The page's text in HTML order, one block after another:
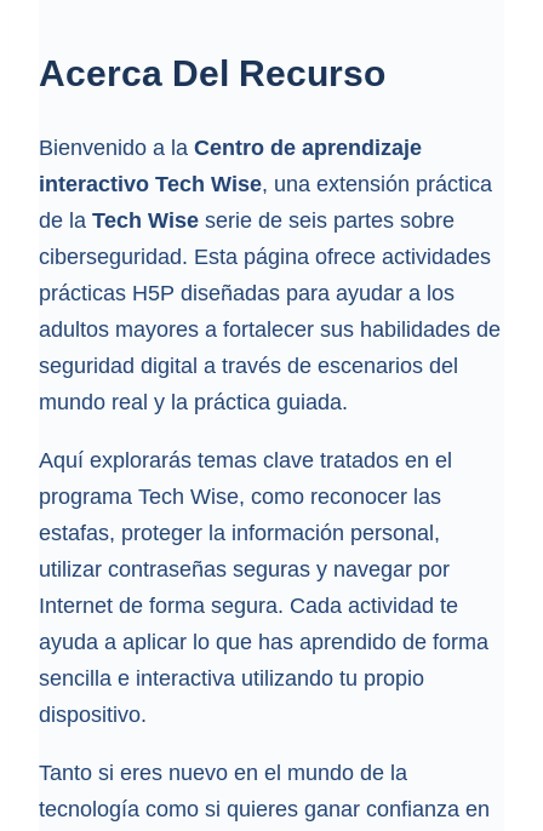
Acerca Del Recurso
Bienvenido a la Centro de aprendizaje
interactivo Tech Wise, una extensión práctica
de la Tech Wise serie de seis partes sobre
ciberseguridad. Esta página ofrece actividades
prácticas H5P diseñadas para ayudar a los
adultos mayores a fortalecer sus habilidades de
seguridad digital a través de escenarios del
mundo real y la práctica guiada.
Aquí explorarás temas clave tratados en el
programa Tech Wise, como reconocer las
estafas, proteger la información personal,
utilizar contraseñas seguras y navegar por
Internet de forma segura. Cada actividad te
ayuda a aplicar lo que has aprendido de forma
sencilla e interactiva utilizando tu propio
dispositivo.
Tanto si eres nuevo en el mundo de la
tecnología como si quieres ganar confianza en